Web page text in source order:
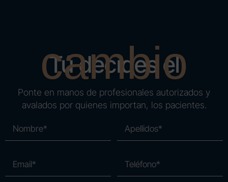
Tú decides el
cambio
Ponte en manos de profesionales autorizados y
avalados por quienes importan, los pacientes.